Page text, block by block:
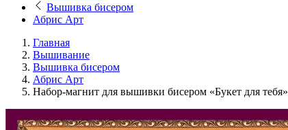
Вышивка бисером
Абрис Арт
Главная
Вышивание
Вышивка бисером
Абрис Арт
Набор-магнит для вышивки бисером «Букет для тебя»